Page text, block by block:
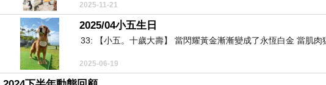
2025-11-21
2025/04小五生日
33: 【小五。十歲大壽】 當閃耀黃金漸漸變成了永恆白金 當肌肉
2025-06-19